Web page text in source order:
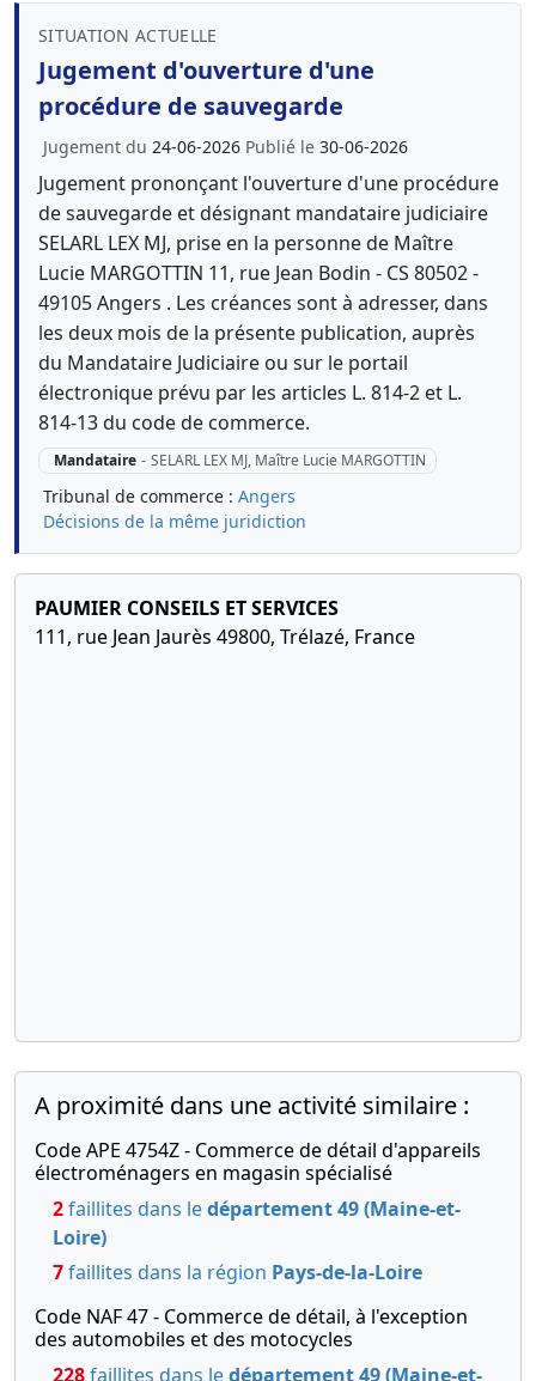
SITUATION ACTUELLE
Jugement d'ouverture d'une
procédure de sauvegarde
Jugement du 24-06-2026 Publié le 30-06-2026
Jugement prononçant l'ouverture d'une procédure
de sauvegarde et désignant mandataire judiciaire
SELARL LEX MJ, prise en la personne de Maître
Lucie MARGOTTIN 11, rue Jean Bodin - CS 80502 -
49105 Angers . Les créances sont à adresser, dans
les deux mois de la présente publication, auprès
du Mandataire Judiciaire ou sur le portail
électronique prévu par les articles L. 814-2 et L.
814-13 du code de commerce.
Mandataire - SELARL LEX MJ, Maître Lucie MARGOTTIN
Tribunal de commerce : Angers
Décisions de la même juridiction
PAUMIER CONSEILS ET SERVICES
111, rue Jean Jaurès 49800, Trélazé, France
A proximité dans une activité similaire :
Code APE 4754Z - Commerce de détail d'appareils
électroménagers en magasin spécialisé
2faillites dans ledépartement 49 (Maine-et-
Loire)
7faillites dans la région Pays-de-la-Loire
Code NAF 47 - Commerce de détail, à l'exception
des automobiles et des motocycles
228faillites dans ledépartement 49 (Maine-et-